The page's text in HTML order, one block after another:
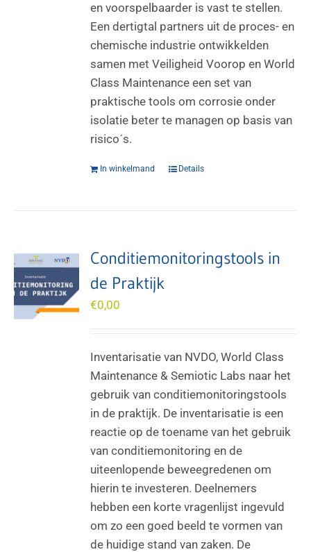
en voorspelbaarder is vast te stellen.
Een dertigtal partners uit de proces- en
chemische industrie ontwikkelden
samen met Veiligheid Voorop en World
Class Maintenance een set van
praktische tools om corrosie onder
isolatie beter te managen op basis van
risico´s.
In winkelmand Details
Conditiemonitoringstools in
de Praktijk
€0,00
Inventarisatie van NVDO, World Class
Maintenance & Semiotic Labs naar het
gebruik van conditiemonitoringstools
in de praktijk. De inventarisatie is een
reactie op de toename van het gebruik
van conditiemonitoring en de
uiteenlopende beweegredenen om
hierin te investeren. Deelnemers
hebben een korte vragenlijst ingevuld
om zo een goed beeld te vormen van
de huidige stand van zaken. De